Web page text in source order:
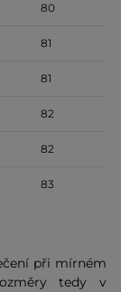
80
81
81
82
82
83
při mírném
tedy v